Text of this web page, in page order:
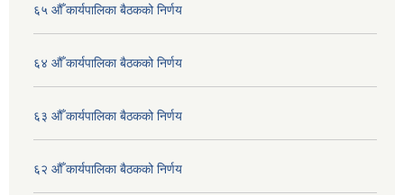
६५ औँ कार्यपालिका बैठकको निर्णय
६४ औँ कार्यपालिका बैठकको निर्णय
६३ औँ कार्यपालिका बैठकको निर्णय
६२ औँ कार्यपालिका बैठकको निर्णय